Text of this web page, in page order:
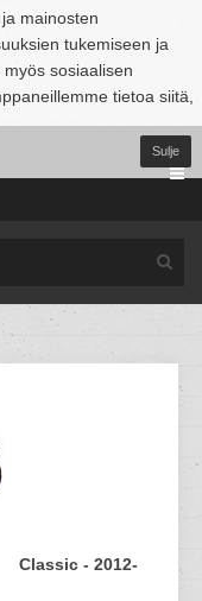
mainosten
tukemiseen ja
sosiaalisen
tietoa siitä,
Sulje
Classic - 2012-